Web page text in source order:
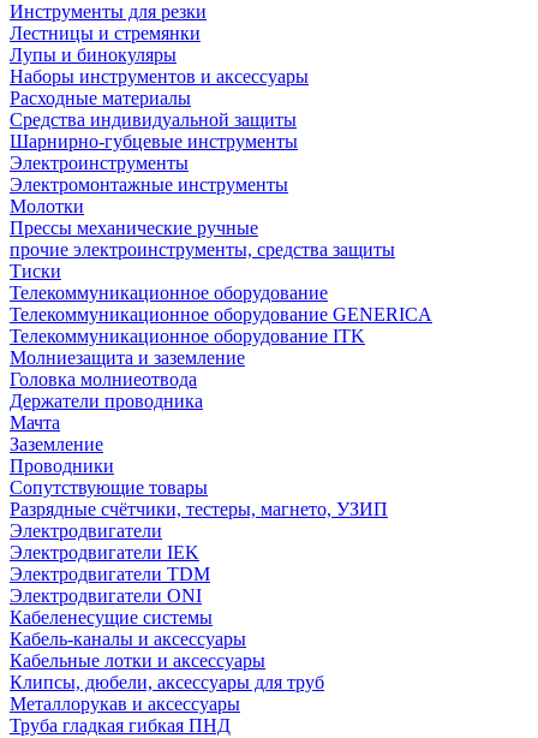
Инструменты для резки
Лестницы и стремянки
Лупы и бинокуляры
Наборы инструментов и аксессуары
Расходные материалы
Средства индивидуальной защиты
Шарнирно-губцевые инструменты
Электроинструменты
Электромонтажные инструменты
Молотки
Прессы механические ручные
прочие электроинструменты, средства защиты
Тиски
Телекоммуникационное оборудование
Телекоммуникационное оборудование GENERICA
Телекоммуникационное оборудование ITK
Молниезащита и заземление
Головка молниеотвода
Держатели проводника
Мачта
Заземление
Проводники
Сопутствующие товары
Разрядные счётчики, тестеры, магнето, УЗИП
Электродвигатели
Электродвигатели IEK
Электродвигатели TDM
Электродвигатели ONI
Кабеленесущие системы
Кабель-каналы и аксессуары
Кабельные лотки и аксессуары
Клипсы, дюбели, аксессуары для труб
Металлорукав и аксессуары
Труба гладкая гибкая ПНД